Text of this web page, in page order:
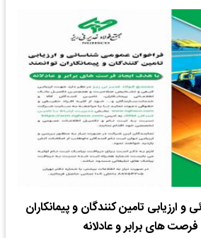
ارزیابی تامین کنندگان و پیمانکاران
های برابر و عادلانه